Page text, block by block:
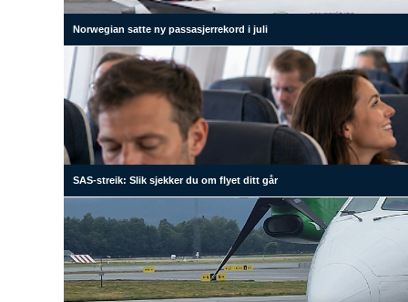
Norwegian satte ny passasjerrekord i juli
SAS-streik: Slik sjekker du om flyet ditt går